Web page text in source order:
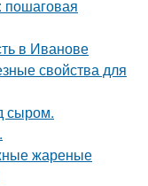
пошаговая
в Иванове
свойства для
сыром.
жареные